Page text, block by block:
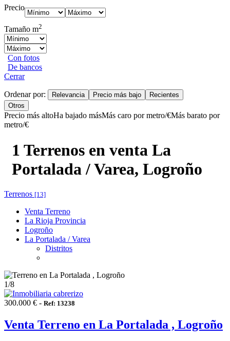
Precio
Tamaño m2
Con fotos
De bancos
Cerrar
Ordenar por: Relevancia Precio más bajo
Recientes
Otros
Precio más altoHa bajado másMás caro por metro/€Más barato por
metro/€
1 Terrenos en venta La
Portalada / Varea, Logroño
Terrenos [13]
Venta Terreno
La Rioja Provincia
Logroño
La Portalada / Varea
Distritos
1/8
300.000 € - Ref: 13238
Venta Terreno en La Portalada , Logroño